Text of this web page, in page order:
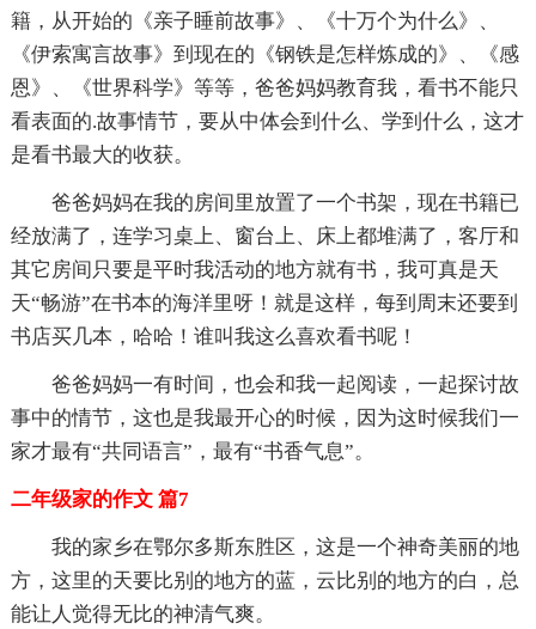
籍，从开始的《亲子睡前故事》、《十万个为什么》、
《伊索寓言故事》到现在的《钢铁是怎样炼成的》、《感
恩》、《世界科学》等等，爸爸妈妈教育我，看书不能只
看表面的.故事情节，要从中体会到什么、学到什么，这才
是看书最大的收获。
爸爸妈妈在我的房间里放置了一个书架，现在书籍已
经放满了，连学习桌上、窗台上、床上都堆满了，客厅和
其它房间只要是平时我活动的地方就有书，我可真是天
天“畅游”在书本的海洋里呀！就是这样，每到周末还要到
书店买几本，哈哈！谁叫我这么喜欢看书呢！
爸爸妈妈一有时间，也会和我一起阅读，一起探讨故
事中的情节，这也是我最开心的时候，因为这时候我们一
家才最有“共同语言”，最有“书香气息”。
二年级家的作文 篇7
我的家乡在鄂尔多斯东胜区，这是一个神奇美丽的地
方，这里的天要比别的地方的蓝，云比别的地方的白，总
能让人觉得无比的神清气爽。